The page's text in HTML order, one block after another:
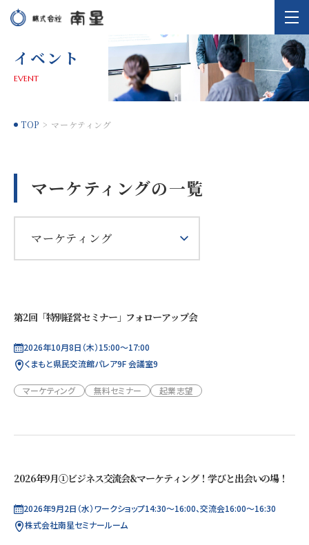
イベント
EVENT
TOP マーケティング
マーケティングの一覧
第2回「特別経営セミナー」フォローアップ会
2026年10月8日（木）15:00～17:00
くまもと県民交流館パレア9F 会議室9
マーケティング 無料セミナー 起業志望
2026年9月①ビジネス交流会&マーケティング！学びと出会いの場！
2026年9月2日（水）ワークショップ14:30～16:00、交流会16:00～16:30
株式会社南星セミナールーム